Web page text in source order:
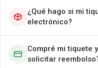
¿Qué hago si mi
electrónico?
Compré mi tiquete
solicitar